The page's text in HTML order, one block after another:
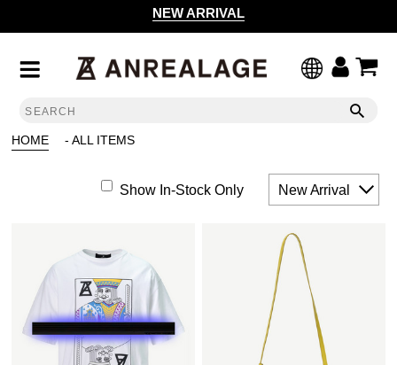
NEW ARRIVAL
HOME - ALL ITEMS
Show In-Stock Only New Arrival